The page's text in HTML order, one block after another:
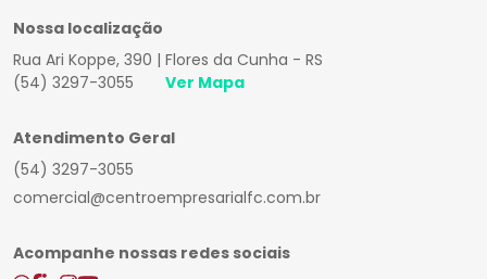
Nossa localização
Rua Ari Koppe, 390 | Flores da Cunha - RS
(54) 3297-3055
Ver Mapa
Atendimento Geral
(54) 3297-3055
comercial@centroempresarialfc.com.br
Acompanhe nossas redes sociais